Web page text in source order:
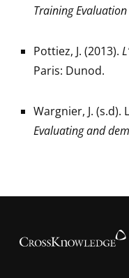
Training
Pottiez, J. (2013).
Paris: Dunod.
Wargnier, J. (s.d).
Evaluating and